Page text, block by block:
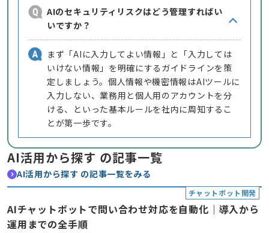
AIのセキュリティリスクはどう管理すればい
いですか？
まず「AIに入力してよい情報」と「入力しては
いけない情報」を明確にするガイドラインを策
定しましょう。個人情報や機密情報はAIツールに
入力しない、業務用と個人用のアカウントを分
ける、といった基本ルールを社内に周知するこ
とが第一歩です。
AI活用から探す の記事一覧
AI活用から探す の記事一覧をみる
チャットボット開発
AIチャットボットで問い合わせ対応を自動化｜導入から
運用までの全手順